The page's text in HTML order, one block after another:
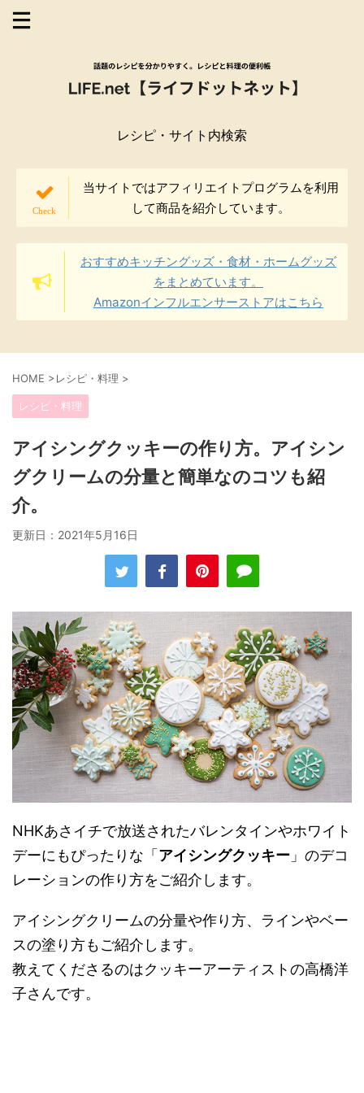
レシピ・サイト内検索
当サイトではアフィリエイトプログラムを利用
して商品を紹介しています。
おすすめキッチングッズ・食材・ホームグッズ
をまとめています。
Amazonインフルエンサーストアはこちら
HOME >レシピ・料理 >
レシピ・料理
アイシングクッキーの作り方。アイシン
グクリームの分量と簡単なのコツも紹
介。
更新日： 2021年5月16日
NHKあさイチで放送されたバレンタインやホワイト
デーにもぴったりな「 アイシングクッキー 」のデコ
レーションの作り方をご紹介します。
アイシングクリームの分量や作り方、ラインやベー
スの塗り方もご紹介します。
教えてくださるのはクッキーアーティストの高橋洋
子さんです。